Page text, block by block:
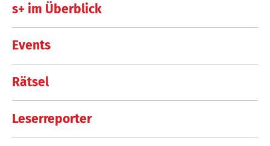
s+ im Überblick
Events
Rätsel
Leserreporter